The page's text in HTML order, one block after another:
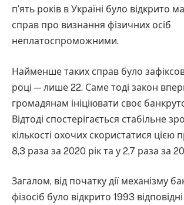
п’ять років в Україні було відкрито
справ про визнання фізичних осіб
неплатоспроможними.
Найменше таких справ було
році — лише 22. Саме тоді закон
громадянам ініціювати своє
Відтоді спостерігається стабільне
кількості охочих скористатися цією
8,3 раза за 2020 рік та у 2,7 раза за
Загалом, від початку дії механізму
фізосіб було відкрито 1993